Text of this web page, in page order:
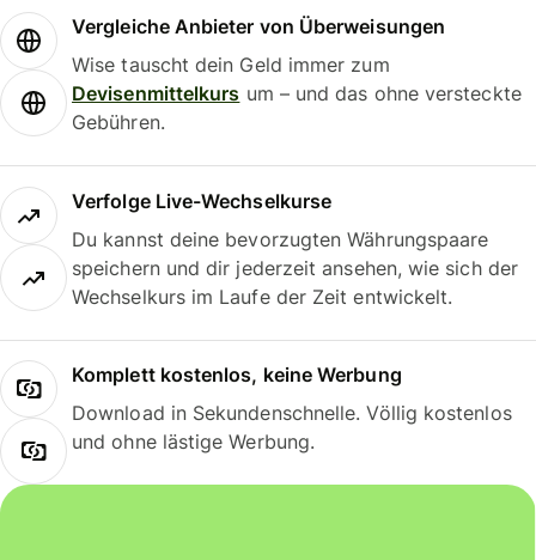
Vergleiche Anbieter von Überweisungen
Wise tauscht dein Geld immer zum
Devisenmittelkurs um – und das ohne versteckte
Gebühren.
Verfolge Live-Wechselkurse
Du kannst deine bevorzugten Währungspaare
speichern und dir jederzeit ansehen, wie sich der
Wechselkurs im Laufe der Zeit entwickelt.
Komplett kostenlos, keine Werbung
Download in Sekundenschnelle. Völlig kostenlos
und ohne lästige Werbung.